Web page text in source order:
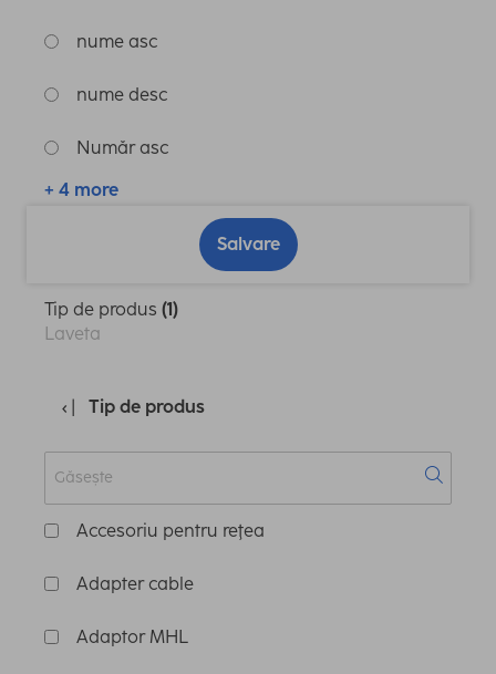
nume asc
nume desc
Număr asc
+ 4 more
Salvare
Tip de produs (1)
Laveta
Tip de produs
Accesoriu pentru reţea
Adapter cable
Adaptor MHL